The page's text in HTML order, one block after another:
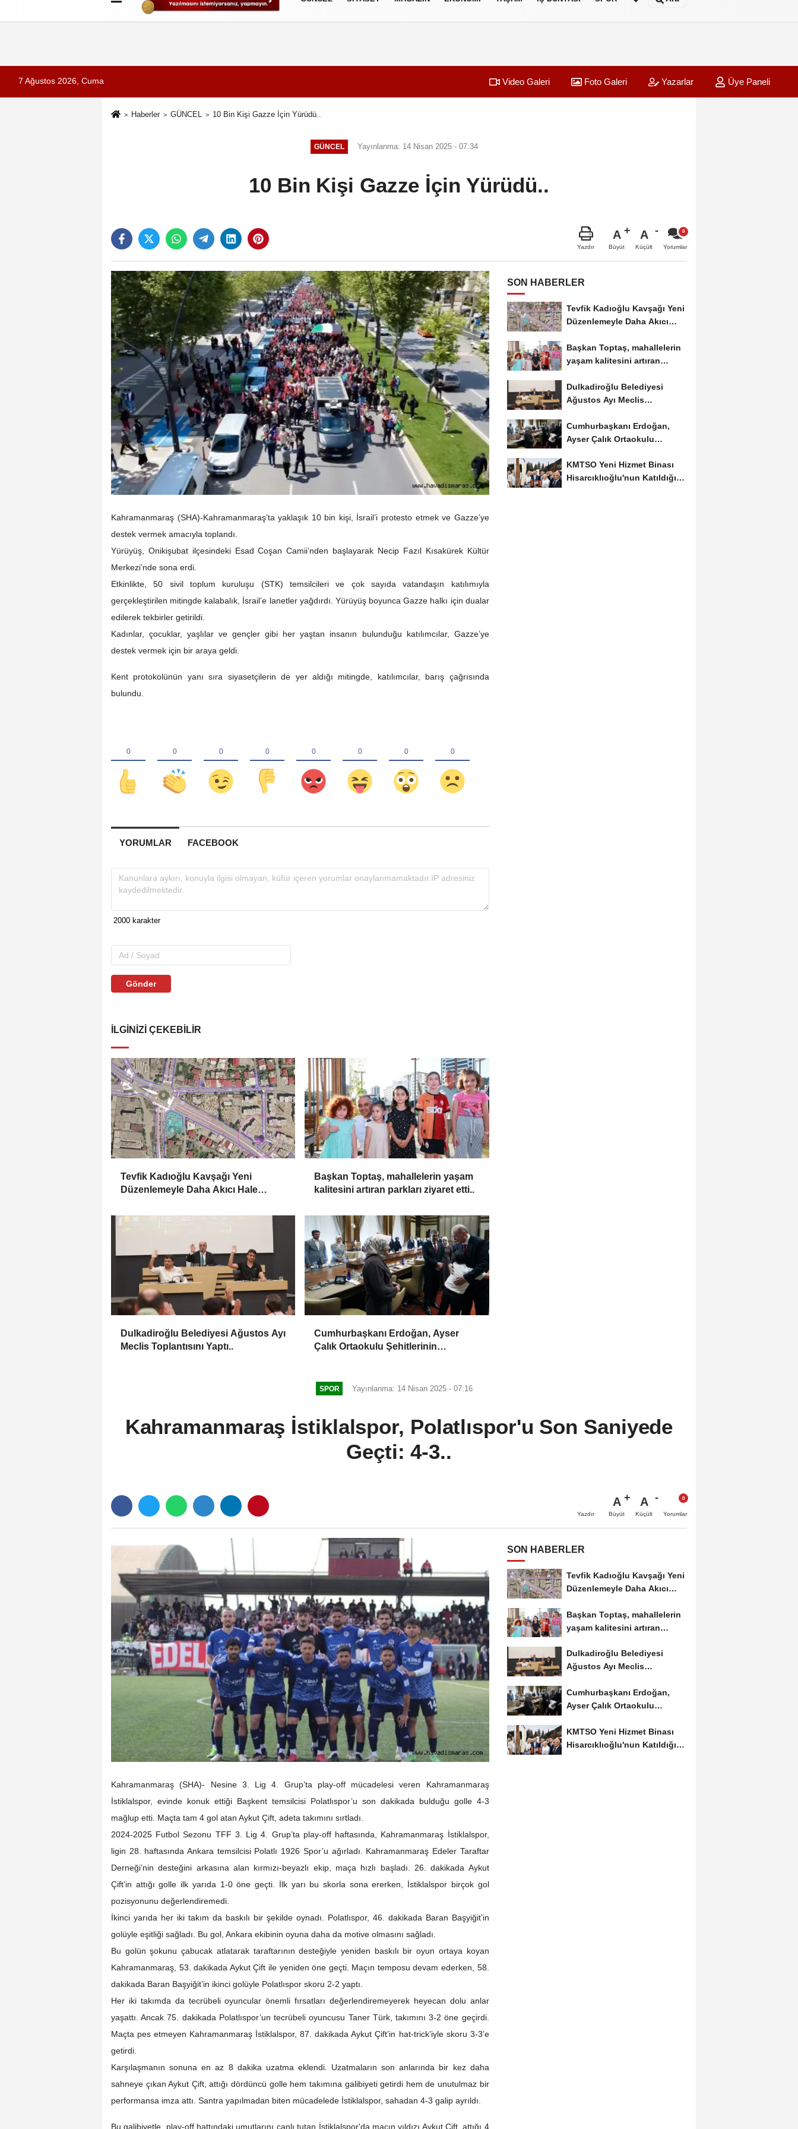
İletişim Çerez Politikası Gizlilik İlkeleri
7 Ağustos 2026, Cuma Video Galeri Foto Galeri Yazarlar Üye Paneli
Haberler GÜNCEL 10 Bin Kişi Gazze İçin Yürüdü..
GÜNCEL Yayınlanma: 14 Nisan 2025 - 07:34
10 Bin Kişi Gazze İçin Yürüdü..
Yazdır
A
Büyüt
A
Küçült Yorumlar
Kahramanmaraş (SHA)-Kahramanmaraş’ta yaklaşık 10 bin kişi, İsrail’i protesto etmek ve Gazze’ye
destek vermek amacıyla toplandı.
Yürüyüş, Onikişubat ilçesindeki Esad Coşan Camii’nden başlayarak Necip Fazıl Kısakürek Kültür
Merkezi’nde sona erdi.
Etkinlikte, 50 sivil toplum kuruluşu (STK) temsilcileri ve çok sayıda vatandaşın katılımıyla
gerçekleştirilen mitingde kalabalık, İsrail’e lanetler yağdırdı. Yürüyüş boyunca Gazze halkı için dualar
edilerek tekbirler getirildi.
Kadınlar, çocuklar, yaşlılar ve gençler gibi her yaştan insanın bulunduğu katılımcılar, Gazze’ye
destek vermek için bir araya geldi.
Kent protokolünün yanı sıra siyasetçilerin de yer aldığı mitingde, katılımcılar, barış çağrısında
bulundu.
YORUMLAR FACEBOOK
Gönder
İLGINIZI ÇEKEBILIR
Tevfik Kadıoğlu Kavşağı Yeni
Düzenlemeyle Daha Akıcı Hale
Başkan Toptaş, mahallelerin yaşam
kalitesini artıran parkları ziyaret etti..
Dulkadiroğlu Belediyesi Ağustos Ayı
Meclis Toplantısını Yaptı..
Cumhurbaşkanı Erdoğan, Ayser
Çalık Ortaokulu Şehitlerinin
SON HABERLER
Tevfik Kadıoğlu Kavşağı Yeni
Düzenlemeyle Daha Akıcı
Başkan Toptaş, mahallelerin
yaşam kalitesini artıran
Dulkadiroğlu Belediyesi
Ağustos Ayı Meclis
Cumhurbaşkanı Erdoğan,
Ayser Çalık Ortaokulu
KMTSO Yeni Hizmet Binası
Hisarcıklıoğlu'nun Katıldığı
SPOR Yayınlanma: 14 Nisan 2025 - 07:16
Kahramanmaraş İstiklalspor, Polatlıspor'u Son Saniyede
Geçti: 4-3..
Yazdır
A
Büyüt
A
Küçült Yorumlar
Kahramanmaraş (SHA)- Nesine 3. Lig 4. Grup’ta play-off mücadelesi veren Kahramanmaraş
İstiklalspor, evinde konuk ettiği Başkent temsilcisi Polatlıspor’u son dakikada bulduğu golle 4-3
mağlup etti. Maçta tam 4 gol atan Aykut Çift, adeta takımını sırtladı.
2024-2025 Futbol Sezonu TFF 3. Lig 4. Grup’ta play-off haftasında, Kahramanmaraş İstiklalspor,
ligin 28. haftasında Ankara temsilcisi Polatlı 1926 Spor’u ağırladı. Kahramanmaraş Edeler Taraftar
Derneği’nin desteğini arkasına alan kırmızı-beyazlı ekip, maça hızlı başladı. 26. dakikada Aykut
Çift’in attığı golle ilk yarıda 1-0 öne geçti. İlk yarı bu skorla sona ererken, İstiklalspor birçok gol
pozisyonunu değerlendiremedi.
İkinci yarıda her iki takım da baskılı bir şekilde oynadı. Polatlıspor, 46. dakikada Baran Başyiğit’in
golüyle eşitliği sağladı. Bu gol, Ankara ekibinin oyuna daha da motive olmasını sağladı.
Bu golün şokunu çabucak atlatarak taraftarının desteğiyle yeniden baskılı bir oyun ortaya koyan
Kahramanmaraş, 53. dakikada Aykut Çift ile yeniden öne geçti. Maçın temposu devam ederken, 58.
dakikada Baran Başyiğit’in ikinci golüyle Polatlıspor skoru 2-2 yaptı.
Her iki takımda da tecrübeli oyuncular önemli fırsatları değerlendiremeyerek heyecan dolu anlar
yaşattı. Ancak 75. dakikada Polatlıspor’un tecrübeli oyuncusu Taner Türk, takımını 3-2 öne geçirdi.
Maçta pes etmeyen Kahramanmaraş İstiklalspor, 87. dakikada Aykut Çift’in hat-trick’iyle skoru 3-3’e
getirdi.
Karşılaşmanın sonuna en az 8 dakika uzatma eklendi. Uzatmaların son anlarında bir kez daha
sahneye çıkan Aykut Çift, attığı dördüncü golle hem takımına galibiyeti getirdi hem de unutulmaz bir
performansa imza attı. Santra yapılmadan biten mücadelede İstiklalspor, sahadan 4-3 galip ayrıldı.
Bu galibiyetle, play-off hattındaki umutlarını canlı tutan İstiklalspor'da maçın yıldızı Aykut Çift, attığı 4
SON HABERLER
Tevfik Kadıoğlu Kavşağı Yeni
Düzenlemeyle Daha Akıcı
Başkan Toptaş, mahallelerin
yaşam kalitesini artıran
Dulkadiroğlu Belediyesi
Ağustos Ayı Meclis
Cumhurbaşkanı Erdoğan,
Ayser Çalık Ortaokulu
KMTSO Yeni Hizmet Binası
Hisarcıklıoğlu'nun Katıldığı